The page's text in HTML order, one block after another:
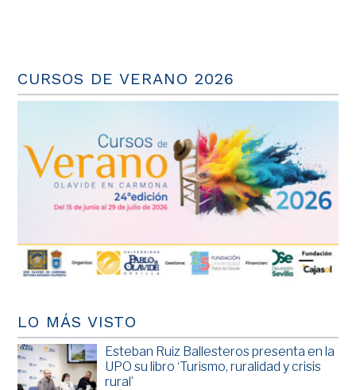
CURSOS DE VERANO 2026
LO MÁS VISTO
Esteban Ruiz Ballesteros presenta en la
UPO su libro ‘Turismo, ruralidad y crisis
rural’